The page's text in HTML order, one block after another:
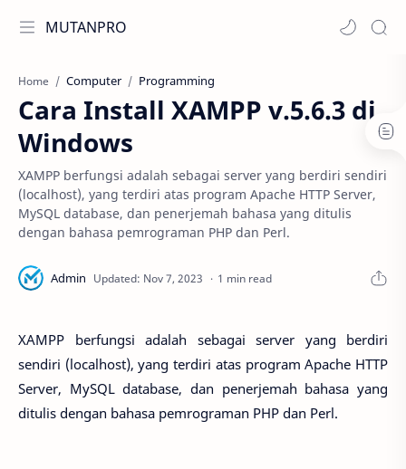
MUTANPRO
Home Computer Programming
Cara Install XAMPP v.5.6.3 di
Windows
XAMPP berfungsi adalah sebagai server yang berdiri sendiri
(localhost), yang terdiri atas program Apache HTTP Server,
MySQL database, dan penerjemah bahasa yang ditulis
dengan bahasa pemrograman PHP dan Perl.
1 min read
XAMPP berfungsi adalah sebagai server yang berdiri
sendiri (localhost), yang terdiri atas program Apache HTTP
Server, MySQL database, dan penerjemah bahasa yang
ditulis dengan bahasa pemrograman PHP dan Perl.